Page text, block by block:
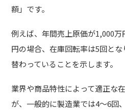
額」です。
例えば、年間売上原価が1,000
円の場合、在庫回転率は5回と
替わっていることを示します。
業界や商品特性によって適正な
が、一般的に製造業では4〜6回